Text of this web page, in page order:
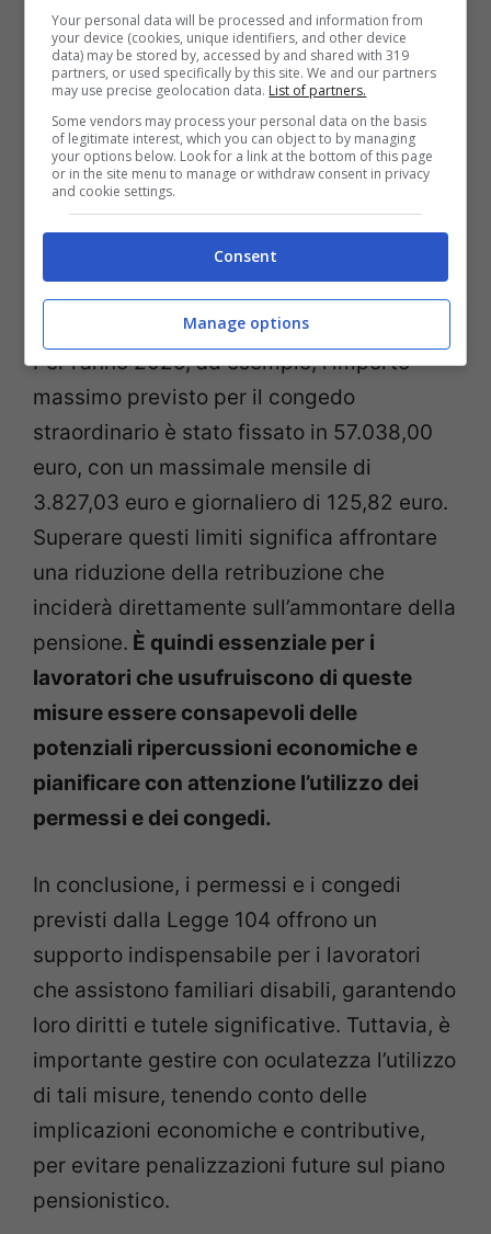
comportare delle conseguenze
economiche per il lavoratore. Questo
limite, aggiornato annualmente in base
all’indice ISTAT, stabilisce un massimale di
retribuzione e contribuzione oltre il quale il
lavoratore potrebbe perdere una parte
della retribuzione e, di conseguenza,
vedersi ridotto l’ammontare della futura
pensione.
Per l’anno 2025, ad esempio, l’importo
massimo previsto per il congedo
straordinario è stato fissato in 57.038,00
euro, con un massimale mensile di
3.827,03 euro e giornaliero di 125,82 euro.
Superare questi limiti significa affrontare
una riduzione della retribuzione che
inciderà direttamente sull’ammontare della
pensione. È quindi essenziale per i
lavoratori che usufruiscono di queste
misure essere consapevoli delle
potenziali ripercussioni economiche e
pianificare con attenzione l’utilizzo dei
permessi e dei congedi.
In conclusione, i permessi e i congedi
previsti dalla Legge 104 offrono un
supporto indispensabile per i lavoratori
che assistono familiari disabili, garantendo
loro diritti e tutele significative. Tuttavia, è
importante gestire con oculatezza l’utilizzo
di tali misure, tenendo conto delle
implicazioni economiche e contributive,
per evitare penalizzazioni future sul piano
pensionistico.
Your personal data will be processed and information from
your device (cookies, unique identifiers, and other device
data) may be stored by, accessed by and shared with 319
partners, or used specifically by this site. We and our partners
may use precise geolocation data. List of partners.
Some vendors may process your personal data on the basis
of legitimate interest, which you can object to by managing
your options below. Look for a link at the bottom of this page
or in the site menu to manage or withdraw consent in privacy
and cookie settings.
Consent
Manage options